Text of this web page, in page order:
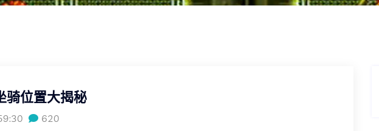
骑位置大揭秘
620